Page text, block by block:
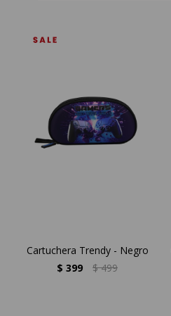
Cartuchera Trendy - Negro
$ 399 $ 499